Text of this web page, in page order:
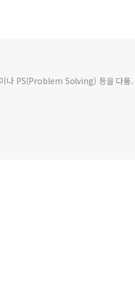
나 PS(Problem Solving) 등을 다룸.